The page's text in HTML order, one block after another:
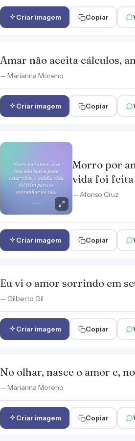
Criar imagem Copiar
Amar não aceita cálculos,
— Marianna Moreno
Criar imagem Copiar
Morro por
vida foi feita
— Afonso Cruz
Criar imagem Copiar
Eu vi o amor sorrindo em
— Gilberto Gil
Criar imagem Copiar
No olhar, nasce o amor e,
— Marianna Moreno
Criar imagem Copiar